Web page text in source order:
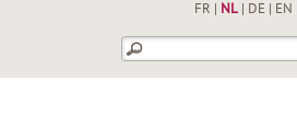
FR NL| DE EN